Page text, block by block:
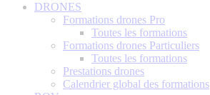
DRONES
Formations drones Pro
Toutes les formations
Formations drones Particuliers
Toutes les formations
Prestations drones
Calendrier global des formations